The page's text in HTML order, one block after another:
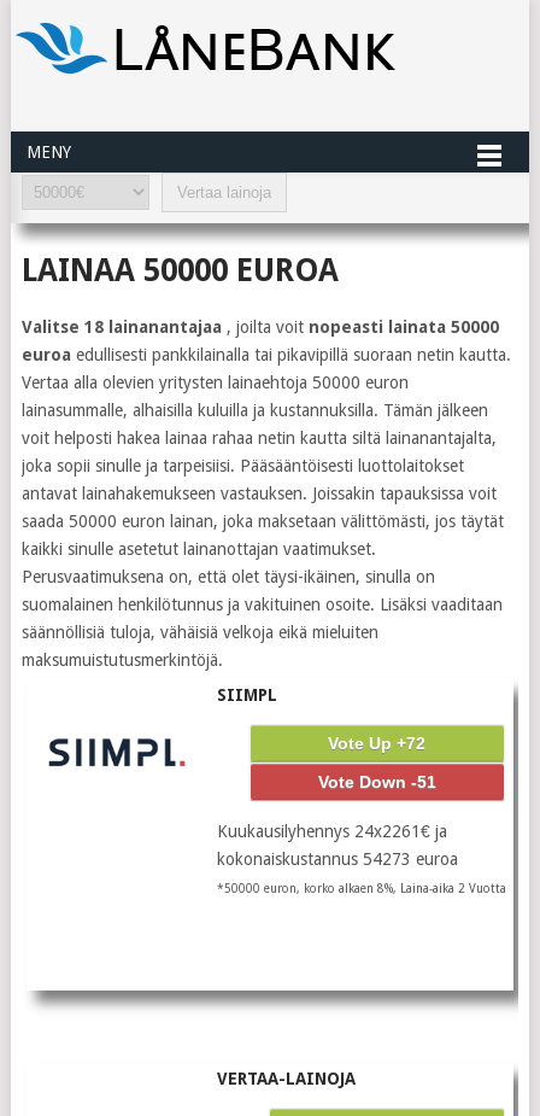
MENY
LAINAA 50000 EUROA
Valitse 18 lainanantajaa , joilta voit nopeasti lainata 50000
euroa edullisesti pankkilainalla tai pikavipillä suoraan netin kautta.
Vertaa alla olevien yritysten lainaehtoja 50000 euron
lainasummalle, alhaisilla kuluilla ja kustannuksilla. Tämän jälkeen
voit helposti hakea lainaa rahaa netin kautta siltä lainanantajalta,
joka sopii sinulle ja tarpeisiisi. Pääsääntöisesti luottolaitokset
antavat lainahakemukseen vastauksen. Joissakin tapauksissa voit
saada 50000 euron lainan, joka maksetaan välittömästi, jos täytät
kaikki sinulle asetetut lainanottajan vaatimukset.
Perusvaatimuksena on, että olet täysi-ikäinen, sinulla on
suomalainen henkilötunnus ja vakituinen osoite. Lisäksi vaaditaan
säännöllisiä tuloja, vähäisiä velkoja eikä mieluiten
maksumuistutusmerkintöjä.
SIIMPL
Vote Up +72
Vote Down -51
Kuukausilyhennys 24x2261€ ja
kokonaiskustannus 54273 euroa
*50000 euron, korko alkaen 8%, Laina-aika 2 Vuotta
VERTAA-LAINOJA